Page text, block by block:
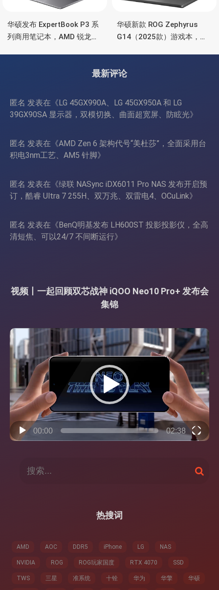
华硕发布 ExpertBook P3 系
列商用笔记本，AMD 锐龙处
华硕新款 ROG Zephyrus
G14（2025款）游戏本，升
屏
最新评论
匿名 发表在《LG 45GX990A、LG 45GX950A 和 LG
39GX90SA 显示器，双模切换、曲面超宽屏、防眩光》
匿名 发表在《AMD Zen 6 架构代号“美杜莎”，全面采用台
积电3nm工艺、AM5 针脚》
匿名 发表在《绿联 NASync iDX6011 Pro NAS 发布开启预
订，酷睿 Ultra 7 255H、双万兆、双雷电4、OCuLink》
匿名 发表在《BenQ明基发布 LH600ST 投影投影仪，全高
清短焦、可以24/7 不间断运行》
视频丨一起回顾双芯战神 iQOO Neo10 Pro+ 发布会
集锦
视
频
播
放
00:00 02:38
搜
索
热搜词
AMD AOC DDR5 iPhone LG NAS
NVIDIA ROG ROG玩家国度 RTX 4070 SSD
TWS 三星 准系统 十铨 华为 华擎 华硕